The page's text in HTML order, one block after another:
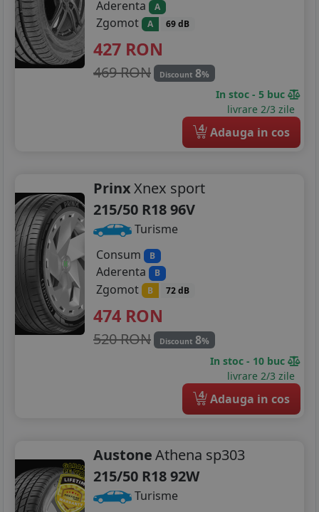
Aderenta A
Zgomot A 69 dB
427 RON
469 RON Discount 8%
In stoc - 5 buc
livrare 2/3 zile
4 Adauga in cos
PrinxXnex sport
215/50 R18 96V
Turisme
Consum
B
Aderenta B
Zgomot B 72 dB
474 RON
520 RON Discount 8%
In stoc - 10 buc
livrare 2/3 zile
4 Adauga in cos
AustoneAthena sp303
215/50 R18 92W
Turisme